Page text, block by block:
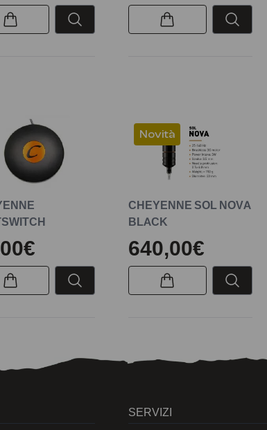
Novità
CHEYENNE SOL NOVA
BLACK
640,00€
SERVIZI